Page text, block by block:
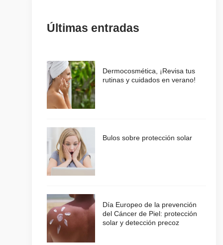
Últimas entradas
Dermocosmética, ¡Revisa tus
rutinas y cuidados en verano!
Bulos sobre protección solar
Día Europeo de la prevención
del Cáncer de Piel: protección
solar y detección precoz